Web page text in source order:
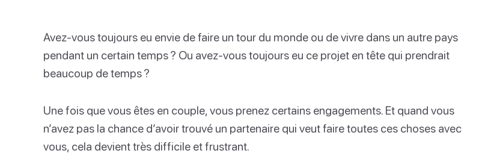
Avez-vous toujours eu envie de faire un tour du monde ou de vivre dans un autre pays
pendant un certain temps ? Ou avez-vous toujours eu ce projet en tête qui prendrait
beaucoup de temps ?
Une fois que vous êtes en couple, vous prenez certains engagements. Et quand vous
n’avez pas la chance d’avoir trouvé un partenaire qui veut faire toutes ces choses avec
vous, cela devient très difficile et frustrant.